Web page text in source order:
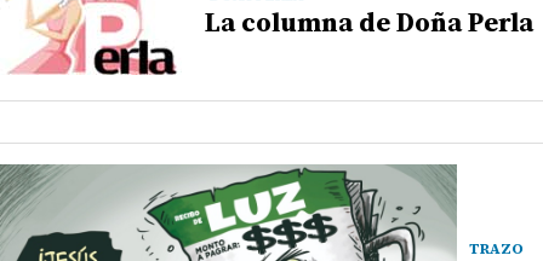
La columna de Doña Perla
TRAZO